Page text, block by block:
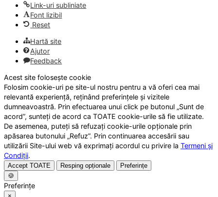
Link-uri subliniate
Font lizibil
Reset
Hartă site
Ajutor
Feedback
Acest site folosește cookie
Folosim cookie-uri pe site-ul nostru pentru a vă oferi cea mai
relevantă experiență, reținând preferințele și vizitele
dumneavoastră. Prin efectuarea unui click pe butonul „Sunt de
acord”, sunteți de acord ca TOATE cookie-urile să fie utilizate.
De asemenea, puteți să refuzați cookie-urile opționale prin
apăsarea butonului „Refuz”. Prin continuarea accesării sau
utilizării Site-ului web vă exprimați acordul cu privire la Termeni și
Condiții.
Accept TOATE Resping opționale
Preferințe
🍪
Preferințe